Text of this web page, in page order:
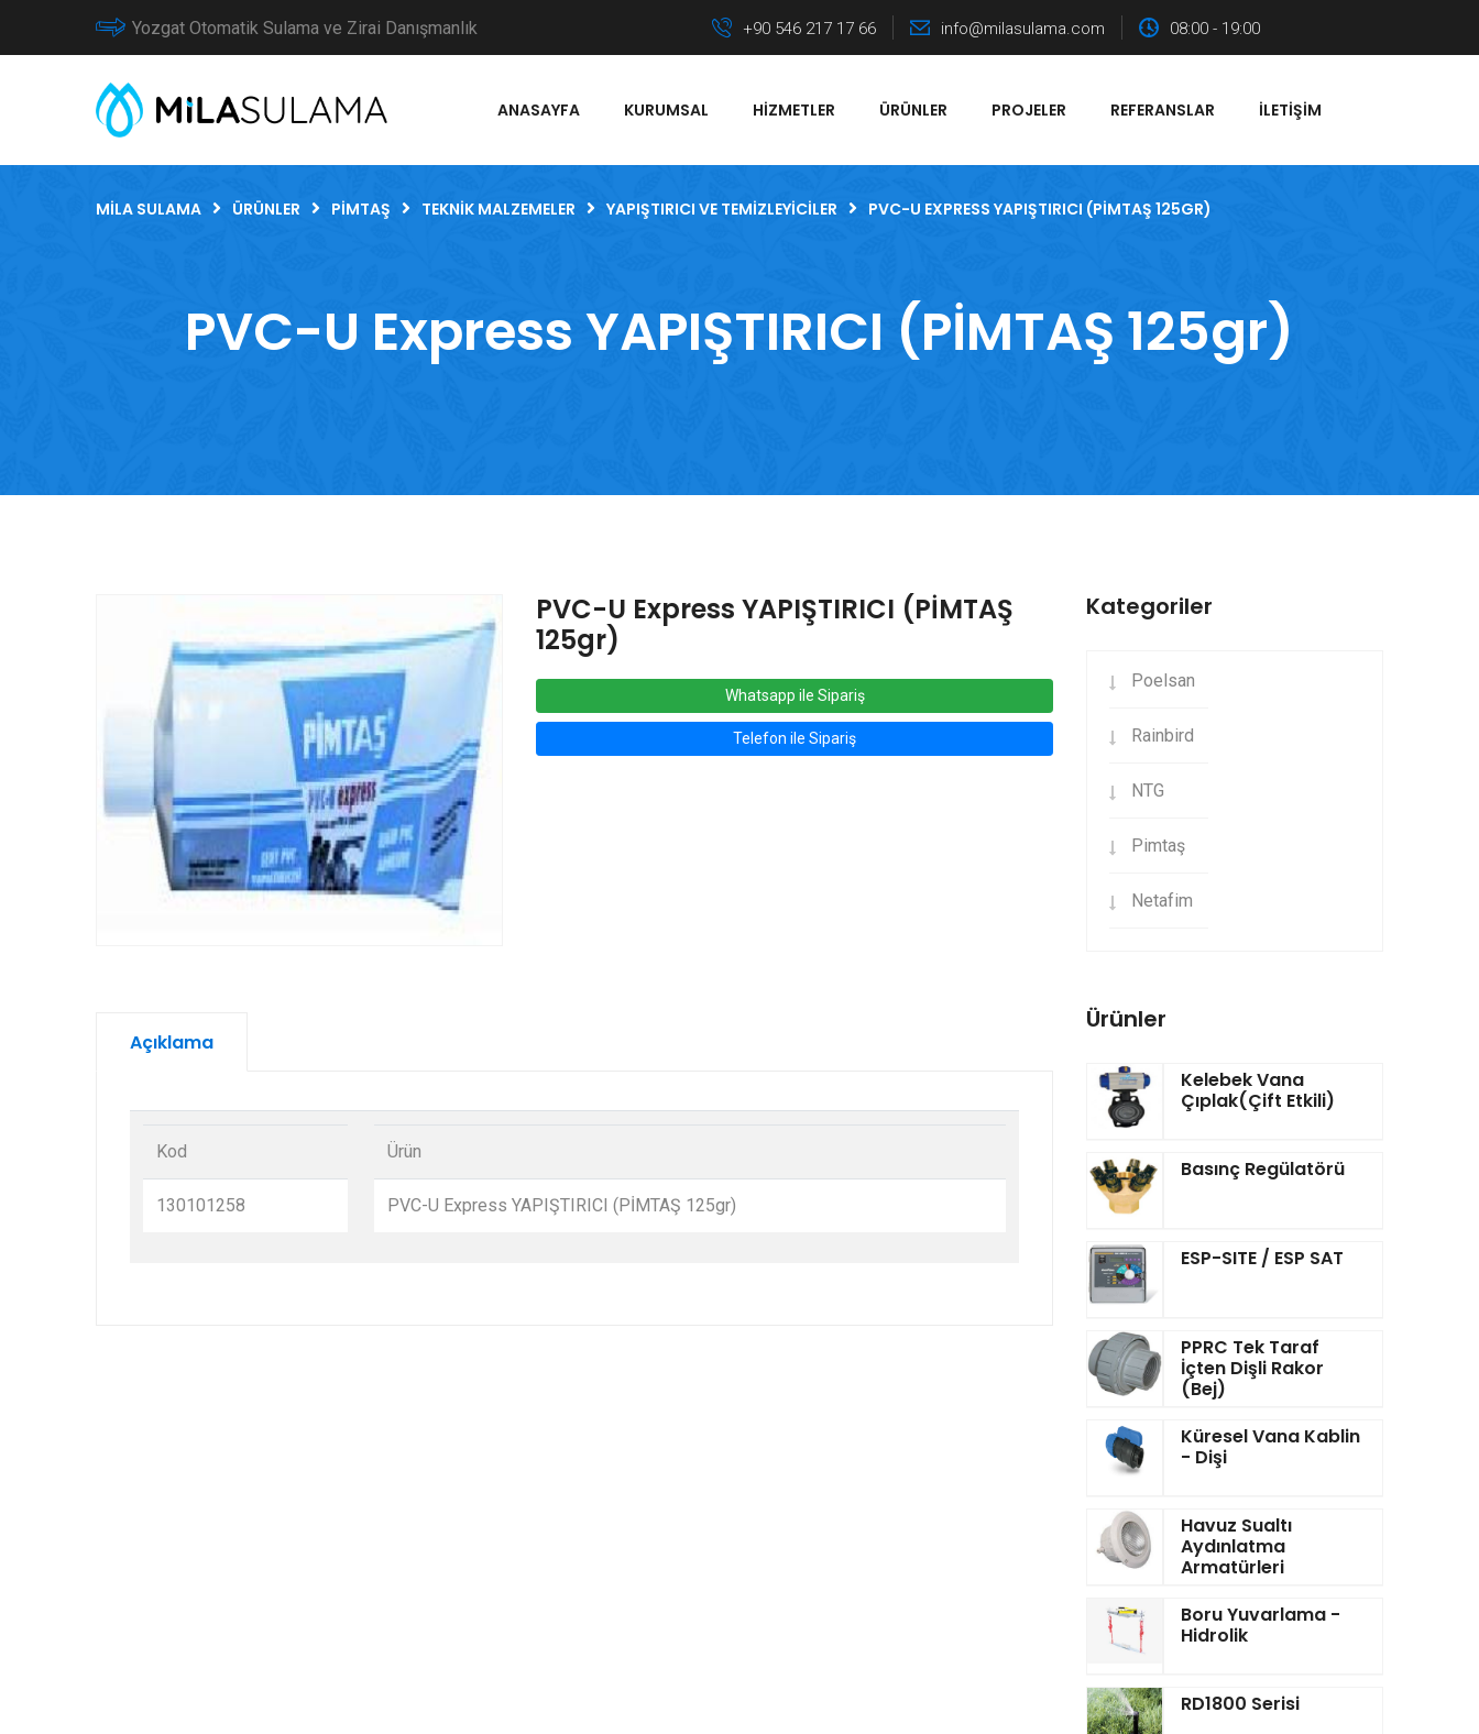
Yozgat Otomatik Sulama ve Zirai Danışmanlık +90 546 217 17 66 info@milasulama.com 08:00 - 19:00
ANASAYFA KURUMSAL HIZMETLER ÜRÜNLER PROJELER REFERANSLAR İLETIŞIM
MILA SULAMA ÜRÜNLER PIMTAŞ TEKNIK MALZEMELER YAPIŞTIRICI VE TEMIZLEYICILER PVC-U EXPRESS YAPIŞTIRICI (PİMTAŞ 125GR)
PVC-U Express YAPIŞTIRICI (PİMTAŞ 125gr)
PVC-U Express YAPIŞTIRICI (PİMTAŞ
125gr)
Whatsapp ile Sipariş
Telefon ile Sipariş
Açıklama
Kod
130101258
Ürün
PVC-U Express YAPIŞTIRICI (PİMTAŞ 125gr)
Kategoriler
Poelsan
Rainbird
NTG
Pimtaş
Netafim
Ürünler
Kelebek Vana
Çıplak(Çift Etkili)
Basınç Regülatörü
ESP-SITE / ESP SAT
PPRC Tek Taraf
İçten Dişli Rakor
(Bej)
Küresel Vana Kablin
- Dişi
Havuz Sualtı
Aydınlatma
Armatürleri
Boru Yuvarlama -
Hidrolik
RD1800 Serisi